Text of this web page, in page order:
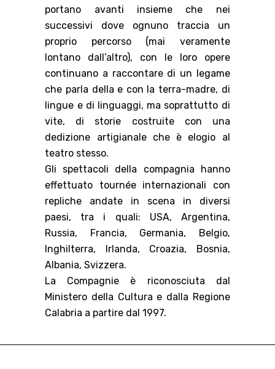
portano avanti insieme che nei
successivi dove ognuno traccia un
proprio percorso (mai veramente
lontano dall’altro), con le loro opere
continuano a raccontare di un legame
che parla della e con la terra-madre, di
lingue e di linguaggi, ma soprattutto di
vite, di storie costruite con una
dedizione artigianale che è elogio al
teatro stesso.
Gli spettacoli della compagnia hanno
effettuato tournée internazionali con
repliche andate in scena in diversi
paesi, tra i quali: USA, Argentina,
Russia, Francia, Germania, Belgio,
Inghilterra, Irlanda, Croazia, Bosnia,
Albania, Svizzera.
La Compagnie è riconosciuta dal
Ministero della Cultura e dalla Regione
Calabria a partire dal 1997.